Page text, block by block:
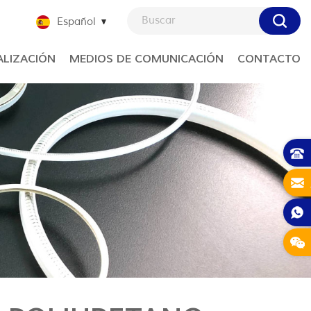
Español
MEDIOS DE COMUNICACIÓN CONTACTO